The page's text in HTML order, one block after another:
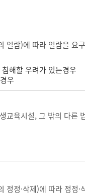
람)에 따라 열람을
해할 우려가 있는경우
우
육시설, 그 밖의 다
정·삭제)에 따라 정